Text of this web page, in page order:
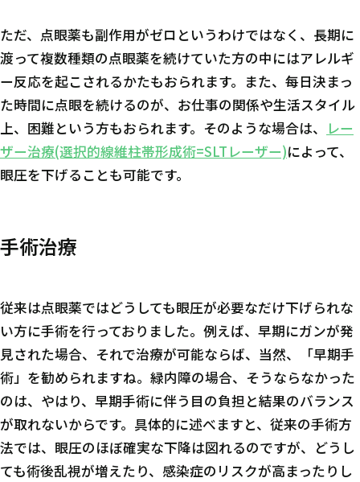
ただ、点眼薬も副作用がゼロというわけではなく、長期に
渡って複数種類の点眼薬を続けていた方の中にはアレルギ
ー反応を起こされるかたもおられます。また、每日決まっ
た時間に点眼を続けるのが、お仕事の関係や生活スタイル
上、困難という方もおられます。そのような場合は、
レー
ザー治療(選択的線維柱帯形成術=SLTレーザー)によって、
眼圧を下げることも可能です。
手術治療
従来は点眼薬ではどうしても眼圧が必要なだけ下げられな
い方に手術を行っておりました。例えば、早期にガンが発
見された場合、それで治療が可能ならば、当然、「早期手
術」を勧められますね。緑内障の場合、そうならなかった
のは、やはり、早期手術に伴う目の負担と結果のバランス
が取れないからです。具体的に述べますと、従来の手術方
法では、眼圧のほぼ確実な下降は図れるのですが、どうし
ても術後乱視が増えたり、感染症のリスクが高まったりし